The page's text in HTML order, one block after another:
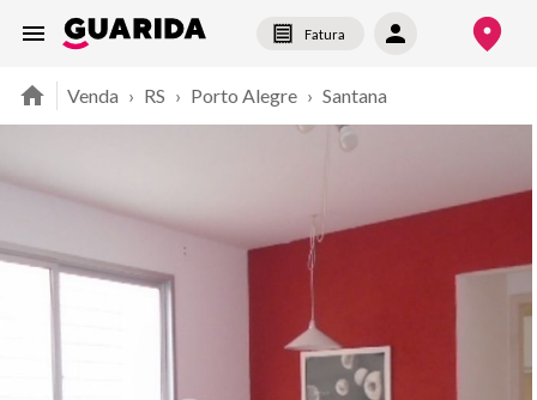
Fatura
Venda › RS › Porto Alegre › Santana